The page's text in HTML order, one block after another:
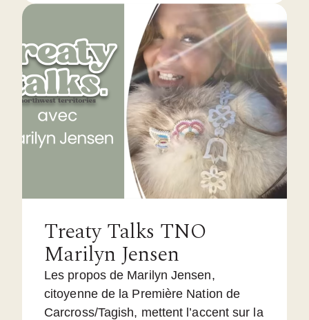
Treaty Talks TNO
Marilyn Jensen
Les propos de Marilyn Jensen,
citoyenne de la Première Nation de
Carcross/Tagish, mettent l’accent sur la